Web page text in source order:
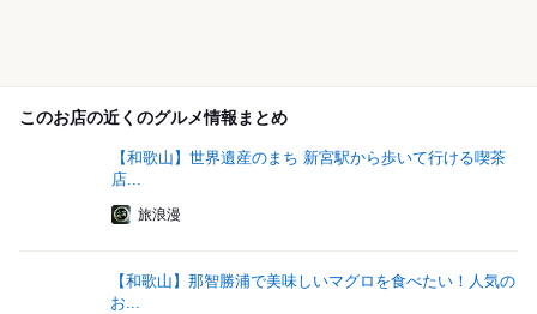
このお店の近くのグルメ情報まとめ
【和歌山】世界遺産のまち 新宮駅から歩いて行ける喫茶
店...
旅浪漫
【和歌山】那智勝浦で美味しいマグロを食べたい！人気の
お...